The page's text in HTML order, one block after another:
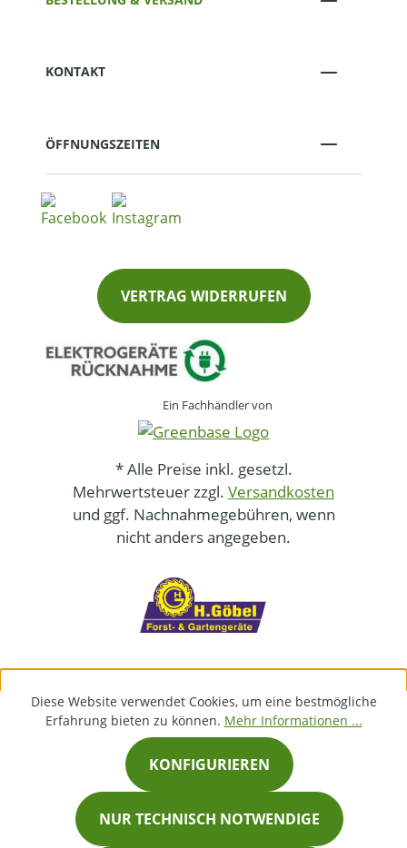
KONTAKT
ÖFFNUNGSZEITEN
VERTRAG WIDERRUFEN
Ein Fachhändler von
* Alle Preise inkl. gesetzl.
Mehrwertsteuer zzgl. Versandkosten
und ggf. Nachnahmegebühren, wenn
nicht anders angegeben.
Diese Website verwendet Cookies, um eine bestmögliche
Erfahrung bieten zu können. Mehr Informationen ...
NUR TECHNISCH NOTWENDIGE
KONFIGURIEREN